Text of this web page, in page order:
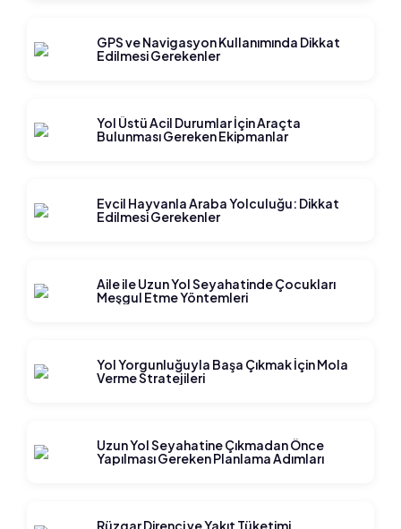
GPS ve Navigasyon Kullanımında Dikkat
Edilmesi Gerekenler
Yol Üstü Acil Durumlar İçin Araçta
Bulunması Gereken Ekipmanlar
Evcil Hayvanla Araba Yolculuğu: Dikkat
Edilmesi Gerekenler
Aile ile Uzun Yol Seyahatinde Çocukları
Meşgul Etme Yöntemleri
Yol Yorgunluğuyla Başa Çıkmak İçin Mola
Verme Stratejileri
Uzun Yol Seyahatine Çıkmadan Önce
Yapılması Gereken Planlama Adımları
Rüzgar Direnci ve Yakıt Tüketimi